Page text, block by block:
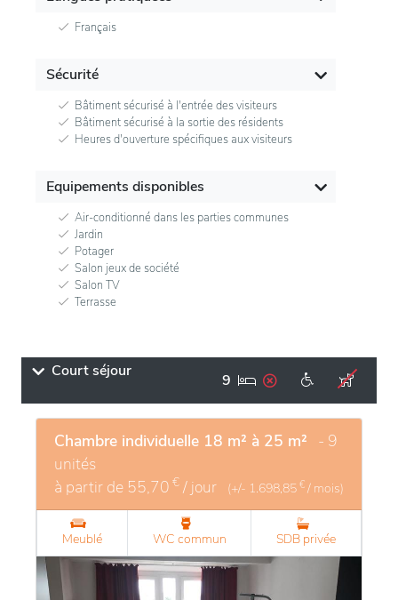
Français
Sécurité
Bâtiment sécurisé à l'entrée des visiteurs
Bâtiment sécurisé à la sortie des résidents
Heures d'ouverture spécifiques aux visiteurs
Equipements disponibles
Air-conditionné dans les parties communes
Jardin
Potager
Salon jeux de société
Salon TV
Terrasse
Court séjour 9
Chambre individuelle 18 m² à 25 m² - 9
unités
à partir de 55,70 € / jour (+/- 1.698,85 € / mois)
Meublé WC commun SDB privée